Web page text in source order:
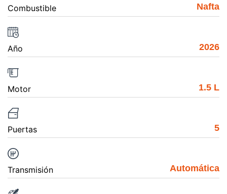
Combustible Nafta
Año 2026
Motor 1.5 L
Puertas 5
Transmisión Automática